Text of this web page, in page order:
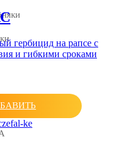
гербицид на рапсе с
и гибкими сроками